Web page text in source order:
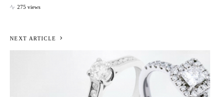
275 views
NEXT ARTICLE